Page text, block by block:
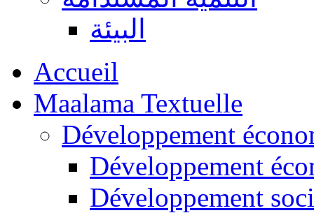
البيئة
Accueil
Maalama Textuelle
Développement
Développement
Développement